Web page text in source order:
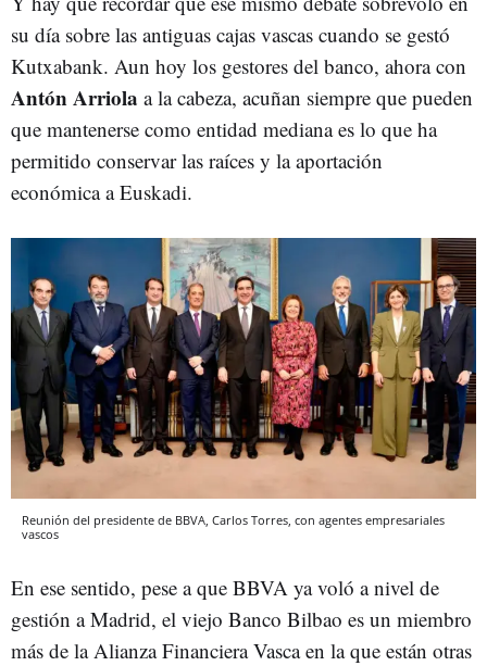
su día sobre las antiguas cajas vascas cuando se gestó
Kutxabank. Aun hoy los gestores del banco, ahora con
Antón Arriola a la cabeza, acuñan siempre que pueden
que mantenerse como entidad mediana es lo que ha
permitido conservar las raíces y la aportación
económica a Euskadi.
Reunión del presidente de BBVA, Carlos Torres, con agentes empresariales
vascos
En ese sentido, pese a que BBVA ya voló a nivel de
gestión a Madrid, el viejo Banco Bilbao es un miembro
más de la Alianza Financiera Vasca en la que están otras